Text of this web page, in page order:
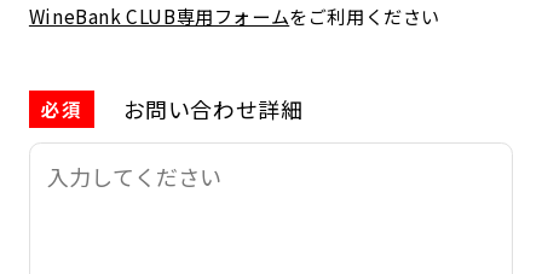
WineBank CLUB専用フォームをご利用ください
必須 お問い合わせ詳細